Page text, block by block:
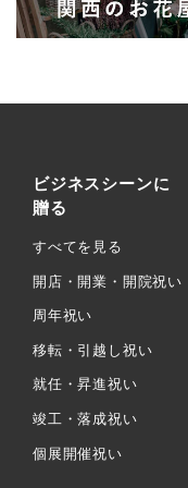
ビジネスシーンに
贈る
すべてを見る
開店・開業・開院祝い
周年祝い
移転・引越し祝い
就任・昇進祝い
竣工・落成祝い
個展開催祝い